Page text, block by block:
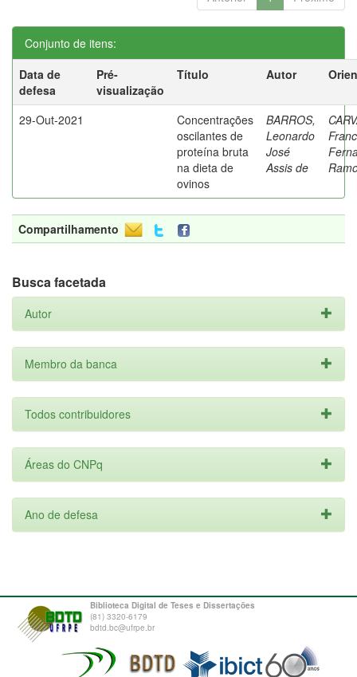
Conjunto de itens:
Data de
defesa
Pré-
visualização
Título Autor
29-Out-2021
Concentrações
oscilantes de
proteína bruta
na dieta de
ovinos
BARROS,
Leonardo
José
Assis de
Compartilhamento
Busca facetada
Autor
Membro da banca
Todos contribuidores
Áreas do CNPq
Ano de defesa
Biblioteca Digital de Teses e Dissertações
(81) 3320-6179
bdtd.bc@ufrpe.br